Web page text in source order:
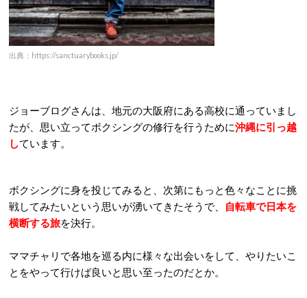
出典：https://sanctuarybooks.jp/
ジョーブログさんは、地元の大阪府にある高校に通っていまし
たが、思い立ってボクシングの修行を行うために沖縄に引っ越
しています。
ボクシングに身を投じてみると、次第にもっと色々なことに挑
戦してみたいという思いが湧いてきたそうで、
自転車で日本を
横断する旅を決行。
ママチャリで各地を巡る内に様々な出会いをして、やりたいこ
とをやって行けば良いと思い至ったのだとか。